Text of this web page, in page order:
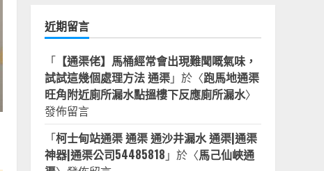
近期留言
「【通渠佬】馬桶經常會出現難聞嘅氣味，
試試這幾個處理方法 通渠」於〈跑馬地通渠
旺角附近廁所漏水點搵樓下反應廁所漏水〉
發佈留言
「柯士甸站通渠 通渠 通沙井漏水 通渠|通渠
神器|通渠公司54485818 」於〈馬己仙峽通